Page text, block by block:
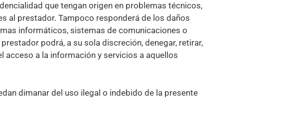
que tengan origen en problemas técnicos,
al prestador. Tampoco responderá de los daños
informáticos, sistemas de comunicaciones o
podrá, a su sola discreción, denegar, retirar,
acceso a la información y servicios a aquellos
dimanar del uso ilegal o indebido de la presente